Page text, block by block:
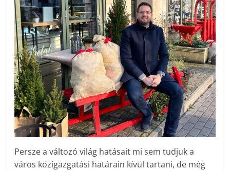
Persze a változó világ hatásait mi sem tudjuk a
város közigazgatási határain kívül tartani, de még